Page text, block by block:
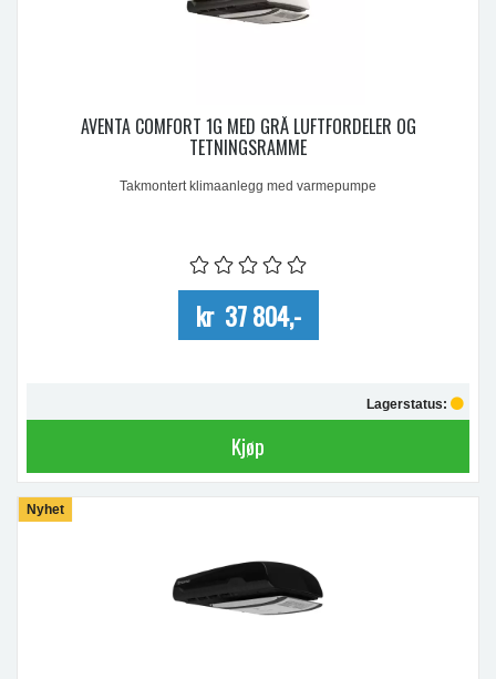
AVENTA COMFORT 1G MED GRÅ LUFTFORDELER OG
TETNINGSRAMME
Takmontert klimaanlegg med varmepumpe
kr 37 804,-
Lagerstatus:
Kjøp
Nyhet